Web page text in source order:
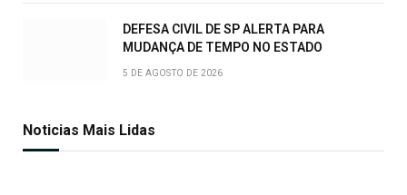
DEFESA CIVIL DE SP ALERTA PARA
MUDANÇA DE TEMPO NO ESTADO
5 DE AGOSTO DE 2026
Noticias Mais Lidas